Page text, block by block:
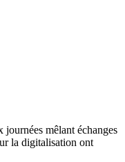
mêlant échanges
la digitalisation ont